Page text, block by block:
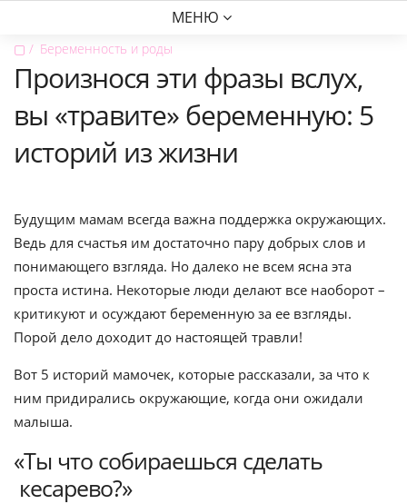
МЕНЮ
▢ Беременность и роды
Произнося эти фразы вслух,
вы «травите» беременную: 5
историй из жизни
Будущим мамам всегда важна поддержка окружающих.
Ведь для счастья им достаточно пару добрых слов и
понимающего взгляда. Но далеко не всем ясна эта
проста истина. Некоторые люди делают все наоборот –
критикуют и осуждают беременную за ее взгляды.
Порой дело доходит до настоящей травли!
Вот 5 историй мамочек, которые рассказали, за что к
ним придирались окружающие, когда они ожидали
малыша.
«Ты что собираешься сделать
кесарево?»